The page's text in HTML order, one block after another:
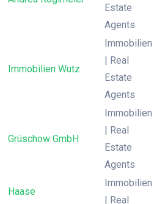
Estate
Agents
Immobilien Wutz
Immobilien
| Real
Estate
Agents
Grüschow GmbH
Immobilien
| Real
Estate
Agents
Haase
Immobilien
| Real